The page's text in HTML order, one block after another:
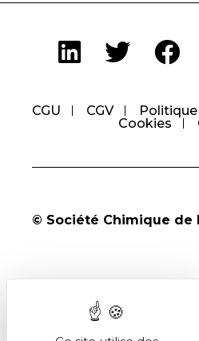
CGU CGV
Cookies
© Société Chimique de